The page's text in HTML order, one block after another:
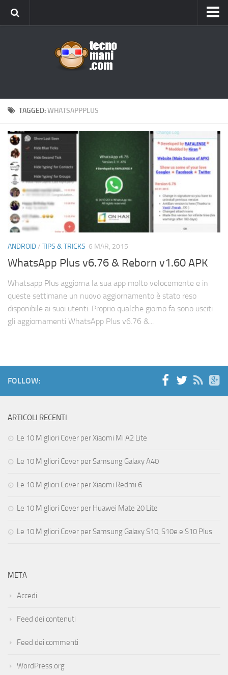
Windows
News
Cellulari
Gadget
Recensioni
Contact Us
Privacy
Cerca
TAGGED:WHATSAPPPLUS
ANDROID/ TIPS & TRICKS 6 MAR, 2015
WhatsApp Plus v6.76 & Reborn v1.60 APK
Whatsapp Plus aggiorna la sua app molto velocemente e in
queste settimane un nuovo aggiornamento è stato reso
disponibile ai suoi utenti. Proprio qualche giorno fa sono usciti
gli aggiornamenti WhatsApp Plus v6.76 &...
FOLLOW:
ARTICOLI RECENTI
Le 10 Migliori Cover per Xiaomi Mi A2 Lite
Le 10 Migliori Cover per Samsung Galaxy A40
Le 10 Migliori Cover per Xiaomi Redmi 6
Le 10 Migliori Cover per Huawei Mate 20 Lite
Le 10 Migliori Cover per Samsung Galaxy S10, S10e e S10 Plus
META
Accedi
Feed dei contenuti
Feed dei commenti
WordPress.org